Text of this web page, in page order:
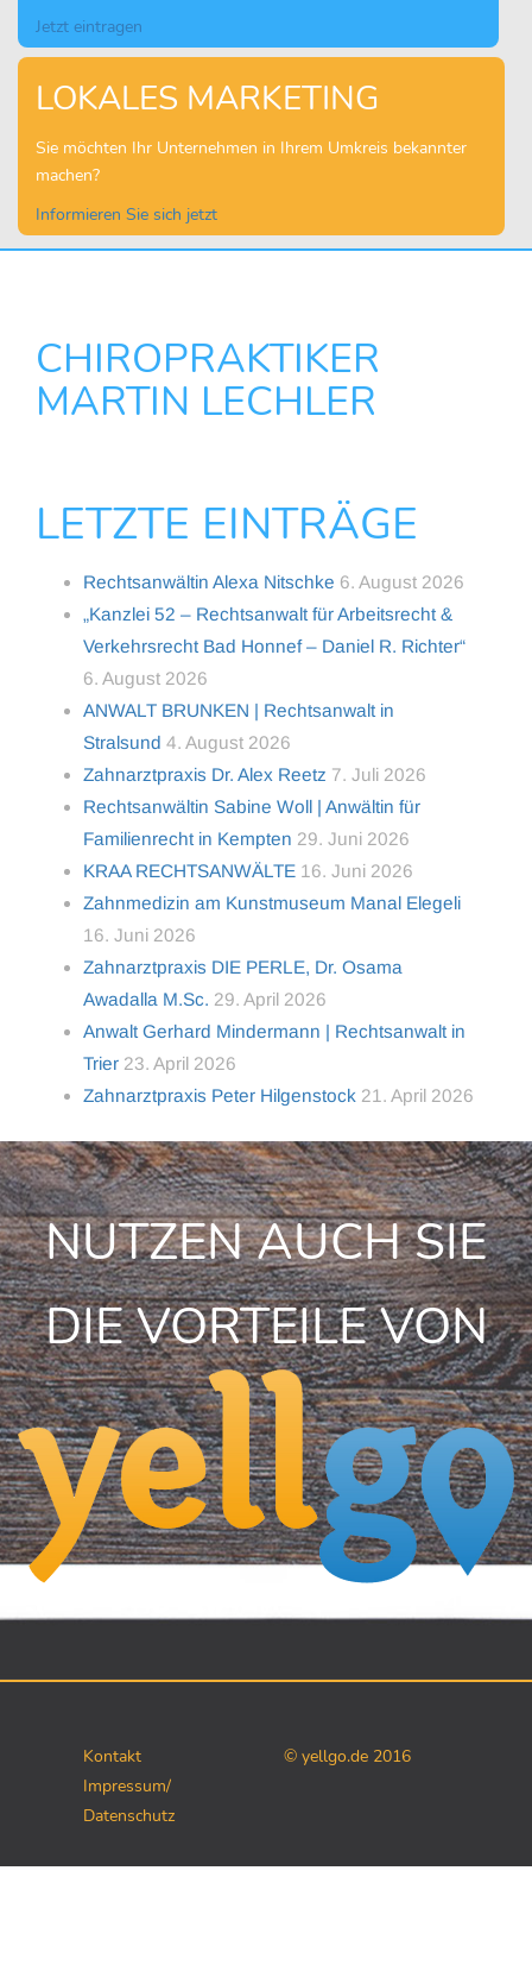
Jetzt eintragen
LOKALES MARKETING
Sie möchten Ihr Unternehmen in Ihrem Umkreis bekannter
machen?
Informieren Sie sich jetzt
CHIROPRAKTIKER
MARTIN LECHLER
LETZTE EINTRÄGE
Rechtsanwältin Alexa Nitschke 6. August 2026
„Kanzlei 52 – Rechtsanwalt für Arbeitsrecht &
Verkehrsrecht Bad Honnef – Daniel R. Richter“
6. August 2026
ANWALT BRUNKEN | Rechtsanwalt in
Stralsund 4. August 2026
Zahnarztpraxis Dr. Alex Reetz 7. Juli 2026
Rechtsanwältin Sabine Woll | Anwältin für
Familienrecht in Kempten 29. Juni 2026
KRAA RECHTSANWÄLTE 16. Juni 2026
Zahnmedizin am Kunstmuseum Manal Elegeli
16. Juni 2026
Zahnarztpraxis DIE PERLE, Dr. Osama
Awadalla M.Sc. 29. April 2026
Anwalt Gerhard Mindermann | Rechtsanwalt in
Trier 23. April 2026
Zahnarztpraxis Peter Hilgenstock 21. April 2026
NUTZEN AUCH SIE
DIE VORTEILE VON
Kontakt
Impressum/
Datenschutz
© yellgo.de 2016